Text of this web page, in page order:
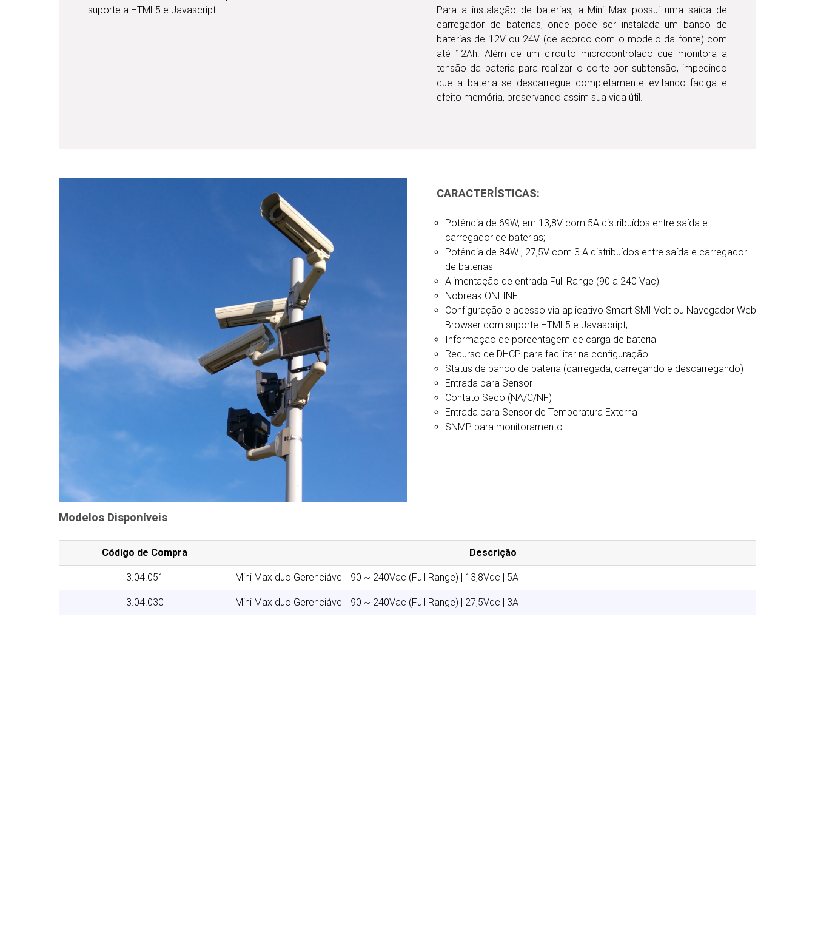
suporte a HTML5 e Javascript.
Para a instalação de baterias, a Mini Max possui uma saída de
carregador de baterias, onde pode ser instalada um banco de
baterias de 12V ou 24V (de acordo com o modelo da fonte) com
até 12Ah. Além de um circuito microcontrolado que monitora a
tensão da bateria para realizar o corte por subtensão, impedindo
que a bateria se descarregue completamente evitando fadiga e
efeito memória, preservando assim sua vida útil.
CARACTERÍSTICAS:
Potência de 69W, em 13,8V com 5A distribuídos entre saída e
carregador de baterias;
Potência de 84W , 27,5V com 3 A distribuídos entre saída e carregador
de baterias
Alimentação de entrada Full Range (90 a 240 Vac)
Nobreak ONLINE
Configuração e acesso via aplicativo Smart SMI Volt ou Navegador Web
Browser com suporte HTML5 e Javascript;
Informação de porcentagem de carga de bateria
Recurso de DHCP para facilitar na configuração
Status de banco de bateria (carregada, carregando e descarregando)
Entrada para Sensor
Contato Seco (NA/C/NF)
Entrada para Sensor de Temperatura Externa
SNMP para monitoramento
Modelos Disponíveis
Código de Compra Descrição
3.04.051 Mini Max duo Gerenciável | 90 ~ 240Vac (Full Range) | 13,8Vdc | 5A
3.04.030 Mini Max duo Gerenciável | 90 ~ 240Vac (Full Range) | 27,5Vdc | 3A